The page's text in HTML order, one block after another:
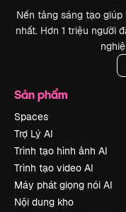
Nền tảng sáng tạo
nhất. Hơn 1 triệu người
Sản phẩm
Spaces
Trợ Lý AI
Trình tạo hình ảnh AI
Trình tạo video AI
Máy phát giọng nói AI
Nội dung kho